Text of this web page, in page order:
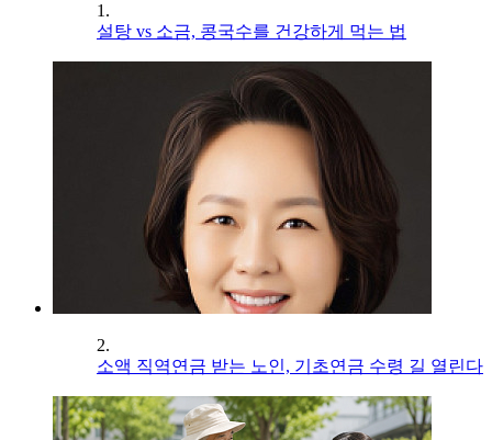
1.
설탕 vs 소금, 콩국수를 건강하게 먹는 법
2.
소액 직역연금 받는 노인, 기초연금 수령 길 열린다